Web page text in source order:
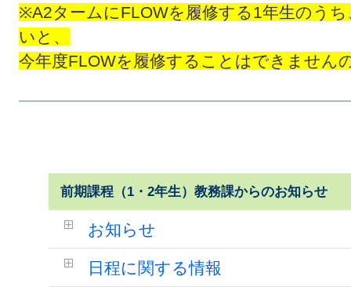
※A2タームにFLOWを履修する1年生のう
いと、
今年度FLOWを履修することはできません
前期課程（1・2年生）教務課からのお知らせ
お知らせ
日程に関する情報